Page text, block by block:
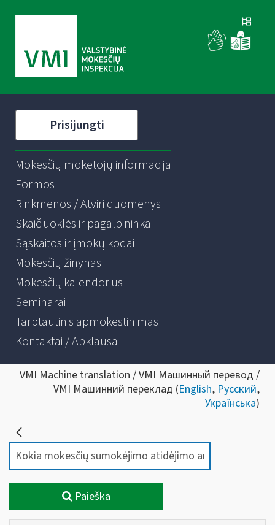
Prisijungti
Mokesčių mokėtojų informacija
Formos
Rinkmenos / Atviri duomenys
Skaičiuoklės ir pagalbininkai
Sąskaitos ir įmokų kodai
Mokesčių žinynas
Mokesčių kalendorius
Seminarai
Tarptautinis apmokestinimas
Kontaktai / Apklausa
VMI Machine translation / VMI Машинный перевод /
VMI Машинний переклад (English, Русский,
Українська)
Paieška